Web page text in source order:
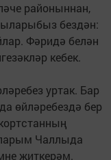
районыннан,
бездән:
Фәридә белән
кебек.
уртак. Бар
өйләребездә бер
Чаллыда
җиткерәм.